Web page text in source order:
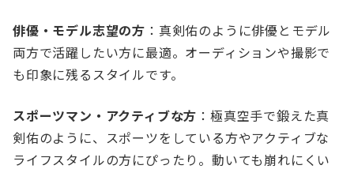
俳優・モデル志望の方 ：真剣佑のように俳優とモデル
両方で活躍したい方に最適。オーディションや撮影で
も印象に残るスタイルです。
スポーツマン・アクティブな方 ：極真空手で鍛えた真
剣佑のように、スポーツをしている方やアクティブな
ライフスタイルの方にぴったり。動いても崩れにくい